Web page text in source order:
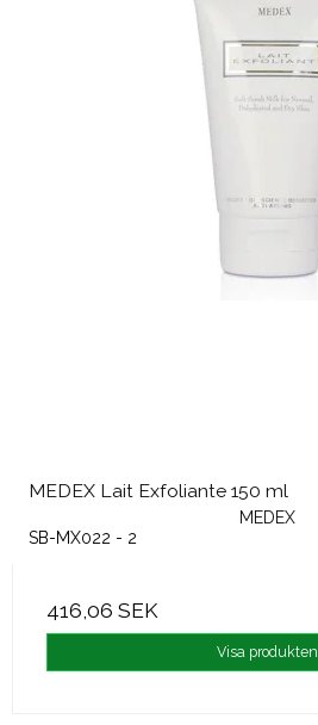
MEDEX Lait Exfoliante 150 ml
MEDEX
SB-MX022 - 2
416,06 SEK
Visa produkten